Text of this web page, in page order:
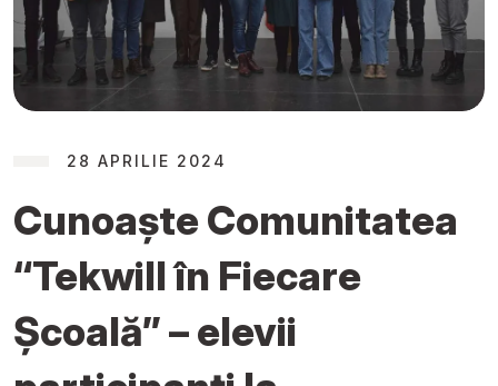
28 APRILIE 2024
Cunoaște Comunitatea
“Tekwill în Fiecare
Școală” – elevii